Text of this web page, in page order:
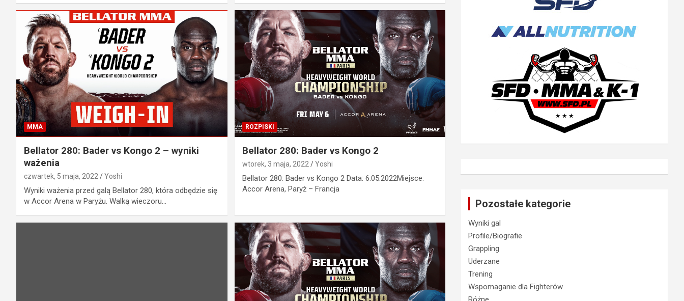
MMA
Bellator 280: Bader vs Kongo 2 – wyniki
ważenia
czwartek, 5 maja, 2022 Yoshi
Wyniki ważenia przed galą Bellator 280, która odbędzie się
w Accor Arena w Paryżu. Walką wieczoru…
ROZPISKI
Bellator 280: Bader vs Kongo 2
wtorek, 3 maja, 2022 Yoshi
Bellator 280: Bader vs Kongo 2 Data: 6.05.2022Miejsce:
Accor Arena, Paryż – Francja
Pozostałe kategorie
Wyniki gal
Profile/Biografie
Grappling
Uderzane
Trening
Wspomaganie dla Fighterów